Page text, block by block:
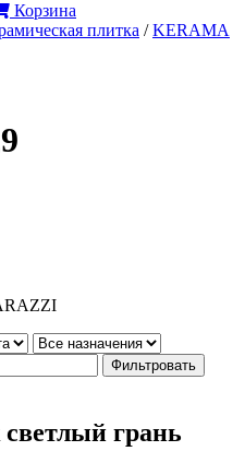
Корзина
плитка /KERAMA
Фильтровать
грань